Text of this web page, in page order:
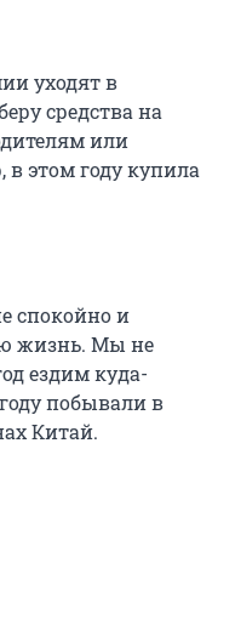
уходят в
средства на
или
этом году купила
спокойно и
жизнь. Мы не
ездим куда-
побывали в
Китай.